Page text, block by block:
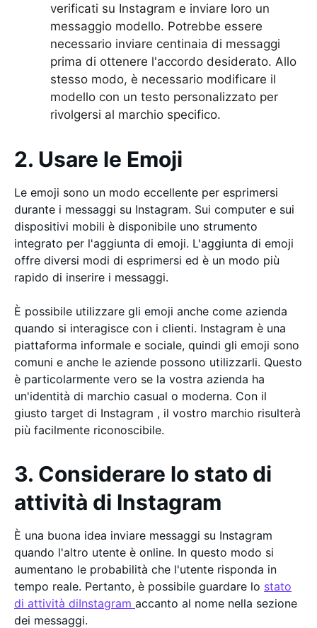
verificati su Instagram e inviare loro un
messaggio modello. Potrebbe essere
necessario inviare centinaia di messaggi
prima di ottenere l'accordo desiderato. Allo
stesso modo, è necessario modificare il
modello con un testo personalizzato per
rivolgersi al marchio specifico.
2. Usare le Emoji
Le emoji sono un modo eccellente per esprimersi
durante i messaggi su Instagram. Sui computer e sui
dispositivi mobili è disponibile uno strumento
integrato per l'aggiunta di emoji. L'aggiunta di emoji
offre diversi modi di esprimersi ed è un modo più
rapido di inserire i messaggi.
È possibile utilizzare gli emoji anche come azienda
quando si interagisce con i clienti. Instagram è una
piattaforma informale e sociale, quindi gli emoji sono
comuni e anche le aziende possono utilizzarli. Questo
è particolarmente vero se la vostra azienda ha
un'identità di marchio casual o moderna. Con il
giusto target di Instagram , il vostro marchio risulterà
più facilmente riconoscibile.
3. Considerare lo stato di
attività di Instagram
È una buona idea inviare messaggi su Instagram
quando l'altro utente è online. In questo modo si
aumentano le probabilità che l'utente risponda in
tempo reale. Pertanto, è possibile guardare lo stato
di attività diInstagram accanto al nome nella sezione
dei messaggi.